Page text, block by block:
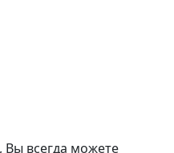
Вы всегда можете